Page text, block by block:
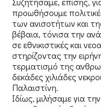
προωθήσουμε
των ανισοτήτων και
βέβαια, τόνισα την
σε εθνικιστικές και
στηρίζοντας την
τερματισμό της
δεκάδες χιλιάδες
Παλαιστίνη.
Ιδίως, μιλήσαμε για